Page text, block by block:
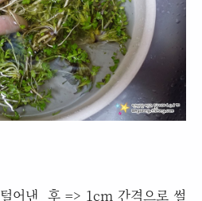
어낸 후 => 1cm 간격으로 썰